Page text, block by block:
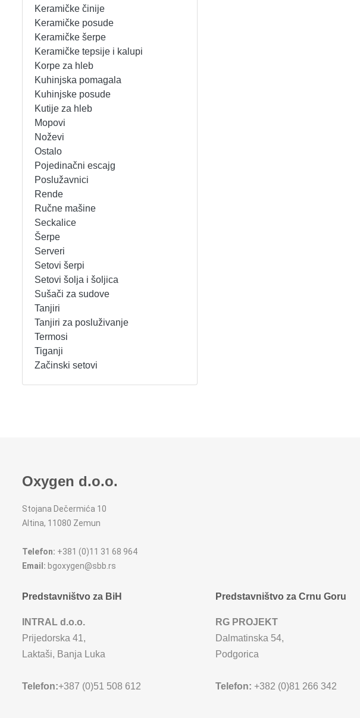
OSTALO ELEC
PANELNE GREJALICE
PEGLE
PEGLE ZA KOSU
PIZZA PEKAČI
PODNE VAGE
REŠOI
SECKALICE
SOKOVNICI
TOSTERI
USISIVAČI
VENTILATORI
POSLUŽAVNICI
RENDE
RUČNE MAŠINE
SECKALICE
ŠERPE
SERVERI
SETOVI ŠERPI
SETOVI ŠOLJA I ŠOLJICA
SUŠAČI ZA SUDOVE
TANJIRI
TANJIRI ZA POSLUŽIVANJE
TERMOSI
TIGANJI
Keramičke činije
Keramičke posude
Keramičke šerpe
Keramičke tepsije i kalupi
Korpe za hleb
Kuhinjska pomagala
Kuhinjske posude
Kutije za hleb
Mopovi
Noževi
Ostalo
Pojedinačni escajg
Poslužavnici
Rende
Ručne mašine
Seckalice
Šerpe
Serveri
Setovi šerpi
Setovi šolja i šoljica
Sušači za sudove
Tanjiri
Tanjiri za posluživanje
Termosi
Tiganji
Začinski setovi
Oxygen d.o.o.
Stojana Dečermića 10
Altina, 11080 Zemun
Telefon: +381 (0)11 31 68 964
Email: bgoxygen@sbb.rs
Predstavništvo za BiH
INTRAL d.o.o.
Prijedorska 41,
Laktaši, Banja Luka
Telefon:+387 (0)51 508 612
Predstavništvo za Crnu Goru
RG PROJEKT
Dalmatinska 54,
Podgorica
Telefon: +382 (0)81 266 342